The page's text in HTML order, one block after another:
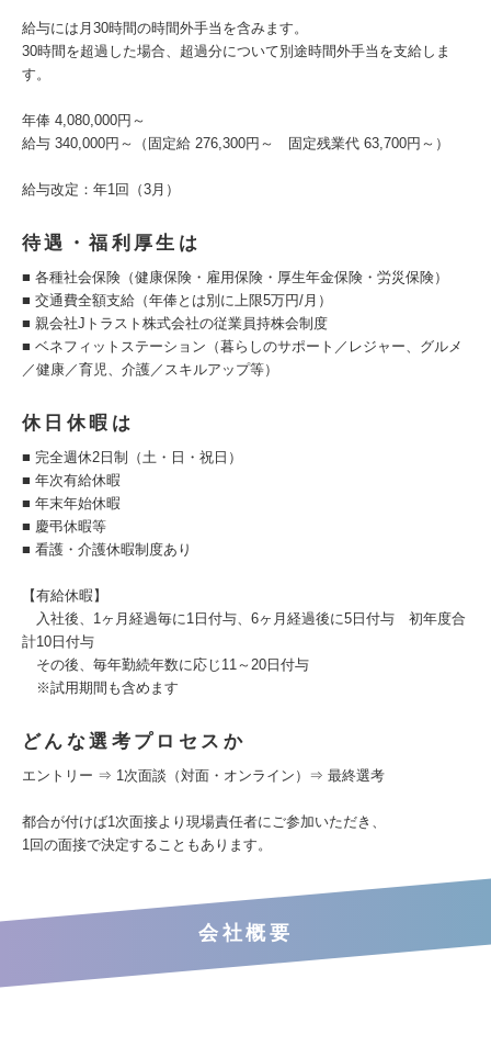
給与には月30時間の時間外手当を含みます。
30時間を超過した場合、超過分について別途時間外手当を支給しま
す。
年俸 4,080,000円～
給与 340,000円～（固定給 276,300円～ 固定残業代 63,700円～）
給与改定：年1回（3月）
待遇・福利厚生は
■ 各種社会保険（健康保険・雇用保険・厚生年金保険・労災保険）
■ 交通費全額支給（年俸とは別に上限5万円/月）
■ 親会社Jトラスト株式会社の従業員持株会制度
■ ベネフィットステーション（暮らしのサポート／レジャー、グルメ
／健康／育児、介護／スキルアップ等）
休日休暇は
■ 完全週休2日制（土・日・祝日）
■ 年次有給休暇
■ 年末年始休暇
■ 慶弔休暇等
■ 看護・介護休暇制度あり
【有給休暇】
入社後、1ヶ月経過毎に1日付与、6ヶ月経過後に5日付与 初年度合
計10日付与
その後、毎年勤続年数に応じ11～20日付与
※試用期間も含めます
どんな選考プロセスか
エントリー ⇒ 1次面談（対面・オンライン）⇒ 最終選考
都合が付けば1次面接より現場責任者にご参加いただき、
1回の面接で決定することもあります。
会社概要